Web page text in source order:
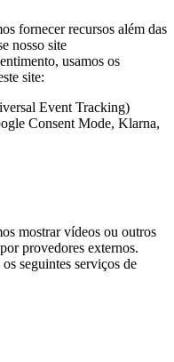
fornecer recursos além das
nosso site
usamos os
site:
Event Tracking)
Consent Mode, Klarna,
mostrar vídeos ou outros
provedores externos.
seguintes serviços de